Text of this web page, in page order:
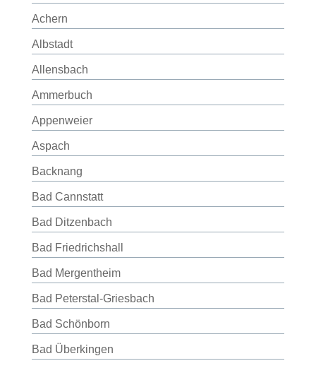
Achern
Albstadt
Allensbach
Ammerbuch
Appenweier
Aspach
Backnang
Bad Cannstatt
Bad Ditzenbach
Bad Friedrichshall
Bad Mergentheim
Bad Peterstal-Griesbach
Bad Schönborn
Bad Überkingen